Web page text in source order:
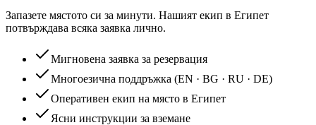
Запазете мястото си за минути. Нашият екип в Египет
потвърждава всяка заявка лично.
Мигновена заявка за резервация
Многоезична поддръжка (EN · BG · RU · DE)
Оперативен екип на място в Египет
Ясни инструкции за вземане